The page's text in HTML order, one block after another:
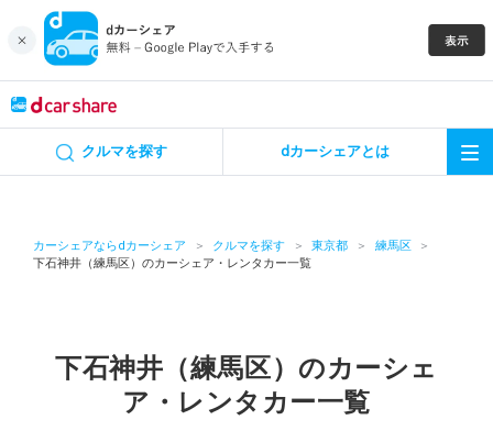
クルマを探す dカーシェアとは
カーシェアならdカーシェア クルマを探す 東京都
練馬区
下石神井（練馬区）のカーシェア・レンタカー一覧
下石神井（練馬区）のカーシェ
ア・レンタカー一覧
カーシェア
特集